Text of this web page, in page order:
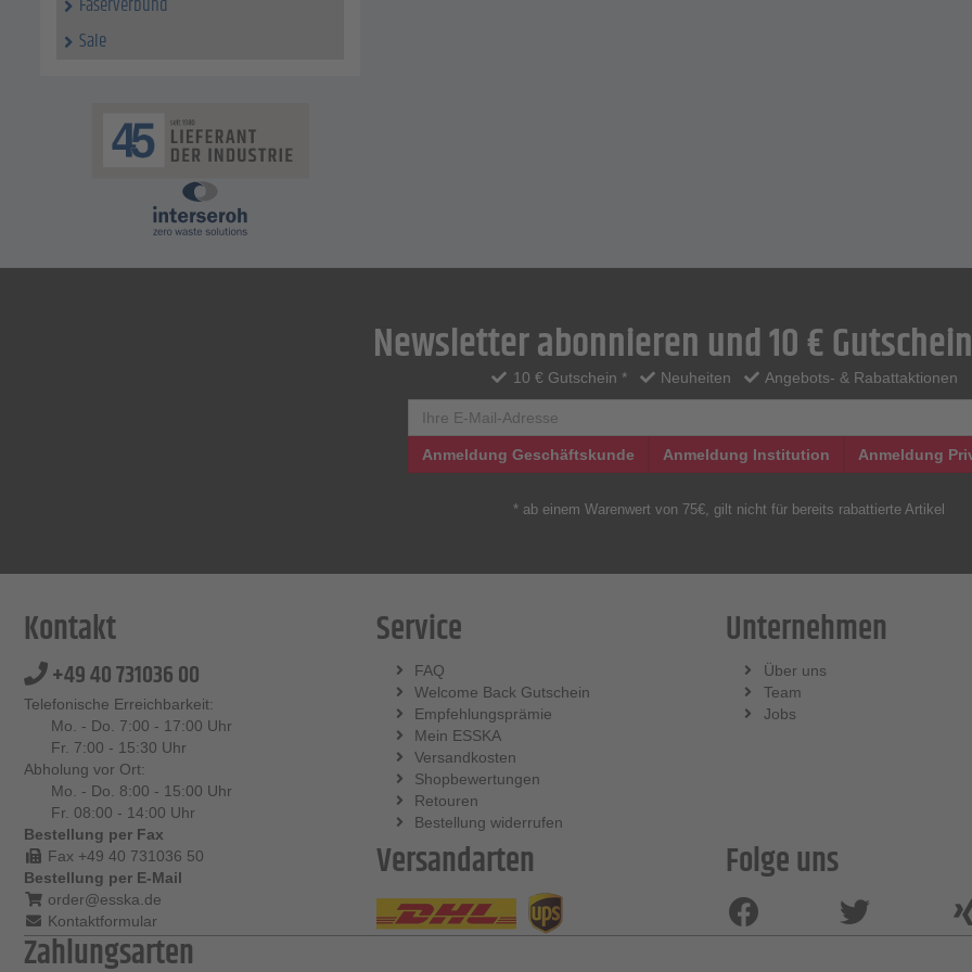
Faserverbund
Sale
Newsletter abonnieren und 10 €
10 € Gutschein * Neuheiten Angebots- & Rabattaktionen
Anmeldung Geschäftskunde Anmeldung Institution Anmeldung
* ab einem Warenwert von 75€, gilt nicht für bereits rabattierte Artikel
Kontakt
+49 40 731036 00
Telefonische Erreichbarkeit:
Mo. - Do. 7:00 - 17:00 Uhr
Fr. 7:00 - 15:30 Uhr
Abholung vor Ort:
Mo. - Do. 8:00 - 15:00 Uhr
Fr. 08:00 - 14:00 Uhr
Bestellung per Fax
Fax +49 40 731036 50
Bestellung per E-Mail
order@esska.de
Kontaktformular
Service
FAQ
Welcome Back Gutschein
Empfehlungsprämie
Mein ESSKA
Versandkosten
Shopbewertungen
Retouren
Bestellung widerrufen
Unternehmen
Über uns
Team
Jobs
Versandarten
Folge uns
Zahlungsarten